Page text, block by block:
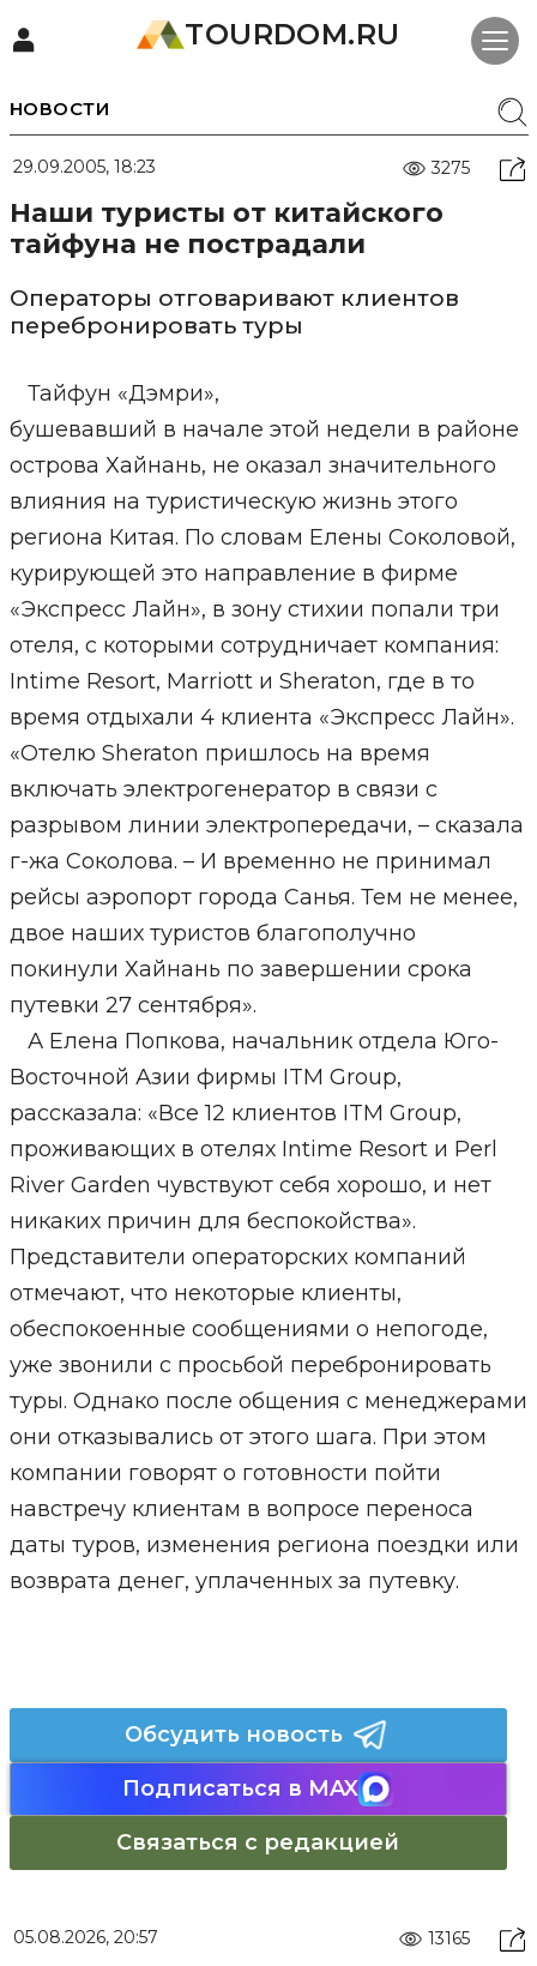
TOURDOM.RU
НОВОСТИ
29.09.2005, 18:23 3275
Наши туристы от китайского
тайфуна не пострадали
Операторы отговаривают клиентов
перебронировать туры
Тайфун «Дэмри»,
бушевавший в начале этой недели в районе
острова Хайнань, не оказал значительного
влияния на туристическую жизнь этого
региона Китая. По словам Елены Соколовой,
курирующей это направление в фирме
«Экспресс Лайн», в зону стихии попали три
отеля, с которыми сотрудничает компания:
Intime Resort, Marriott и Sheraton, где в то
время отдыхали 4 клиента «Экспресс Лайн».
«Отелю Sheraton пришлось на время
включать электрогенератор в связи с
разрывом линии электропередачи, – сказала
г-жа Соколова. – И временно не принимал
рейсы аэропорт города Санья. Тем не менее,
двое наших туристов благополучно
покинули Хайнань по завершении срока
путевки 27 сентября».
А Елена Попкова, начальник отдела Юго-
Восточной Азии фирмы ITM Group,
рассказала: «Все 12 клиентов ITM Group,
проживающих в отелях Intime Resort и Perl
River Garden чувствуют себя хорошо, и нет
никаких причин для беспокойства».
Представители операторских компаний
отмечают, что некоторые клиенты,
обеспокоенные сообщениями о непогоде,
уже звонили с просьбой перебронировать
туры. Однако после общения с менеджерами
они отказывались от этого шага. При этом
компании говорят о готовности пойти
навстречу клиентам в вопросе переноса
даты туров, изменения региона поездки или
возврата денег, уплаченных за путевку.
Обсудить новость
Подписаться в MAX
Связаться с редакцией
05.08.2026, 20:57 13165